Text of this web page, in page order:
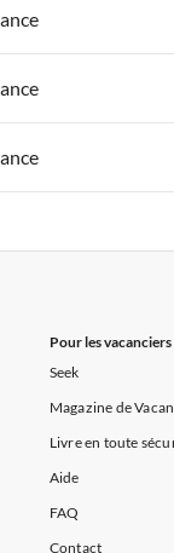
de Vacances à
de Vacances à la
de Vacances à
de Vacances à la
de Vacances à
de Vacances à la
Pour les vacanciers
Seek
Magazine de
Livre en toute
Aide
FAQ
Contact